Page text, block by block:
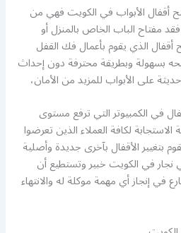
أقفال الأبواب في الكويت فهي من
مفتاح الباب الخاص بالمنزل أو
أقفال الذي يقوم بأعمال فك القفل
بسهولة وبطريقة محترفة دون إحداث
على الأبواب للمزيد من الأمان،
في الكمبيوتر التي ترفع مستوى
لكافة العملاء الذين تعرضوا
بتغيير الأقفال بآخرى جديدة وأصلية
في الكويت خبير وتستطيع أن
في إنجاز أي مهمة موكلة له والانتهاء